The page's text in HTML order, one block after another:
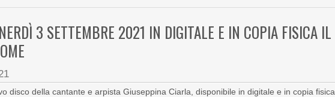
3 SETTEMBRE 2021 IN DIGITALE E IN COPIA FISICA IL
disco della cantante e arpista Giuseppina Ciarla, disponibile in digitale e in copia fisica